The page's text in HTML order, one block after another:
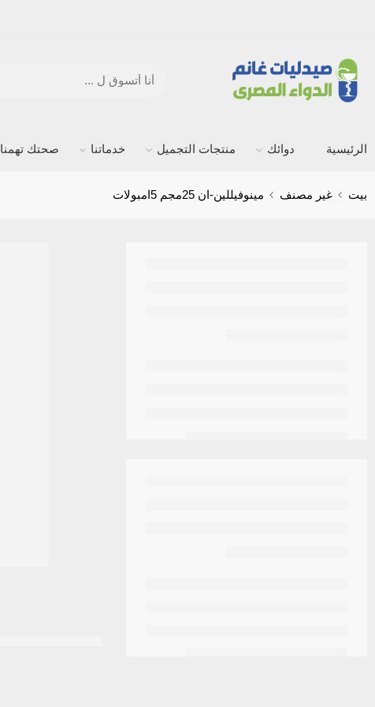
الرئيسية دوائك منتجات التجميل خدماتنا صحتك تهمنا
بيت غير مصنف مينوفيللين-ان 25مجم 5امبولات